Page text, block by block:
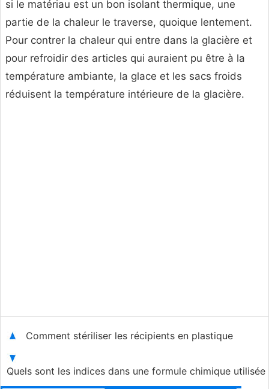
si le matériau est un bon isolant thermique, une
partie de la chaleur le traverse, quoique lentement.
Pour contrer la chaleur qui entre dans la glacière et
pour refroidir des articles qui auraient pu être à la
température ambiante, la glace et les sacs froids
réduisent la température intérieure de la glacière.
Comment stériliser les récipients en plastique
Quels sont les indices dans une formule chimique